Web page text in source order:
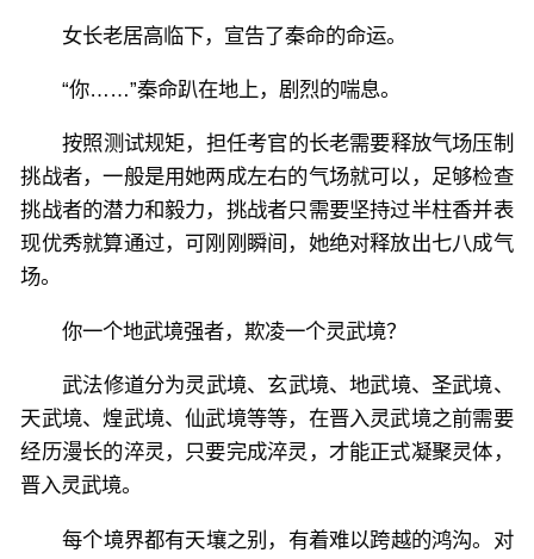
女长老居高临下，宣告了秦命的命运。
“你……”秦命趴在地上，剧烈的喘息。
按照测试规矩，担任考官的长老需要释放气场压制
挑战者，一般是用她两成左右的气场就可以，足够检查
挑战者的潜力和毅力，挑战者只需要坚持过半柱香并表
现优秀就算通过，可刚刚瞬间，她绝对释放出七八成气
场。
你一个地武境强者，欺凌一个灵武境？
武法修道分为灵武境、玄武境、地武境、圣武境、
天武境、煌武境、仙武境等等，在晋入灵武境之前需要
经历漫长的淬灵，只要完成淬灵，才能正式凝聚灵体，
晋入灵武境。
每个境界都有天壤之别，有着难以跨越的鸿沟。对